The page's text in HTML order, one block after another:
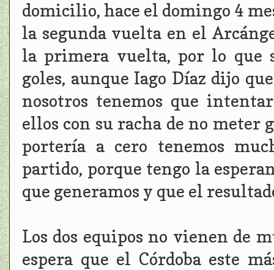
domicilio, hace el domingo 4
la segunda vuelta en el
la primera vuelta, por lo que
goles, aunque Iago Díaz dijo
nosotros tenemos que
ellos con su racha de no meter
portería a cero tenemos
partido, porque tengo la
que generamos y que el
Los dos equipos no vienen de
espera que el Córdoba este